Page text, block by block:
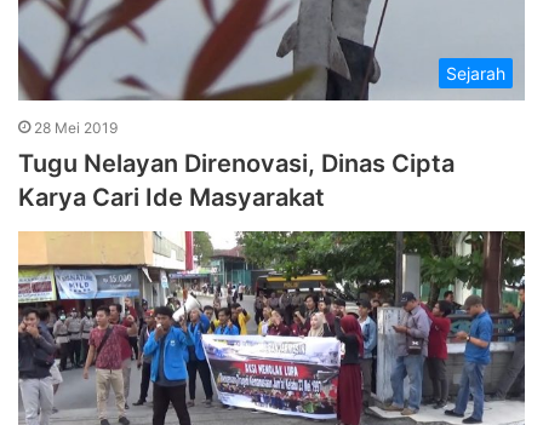
Sejarah
28 Mei 2019
Tugu Nelayan Direnovasi, Dinas Cipta
Karya Cari Ide Masyarakat